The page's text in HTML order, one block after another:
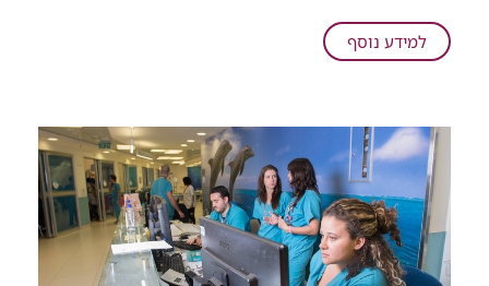
2016
ברמב"ם
למידע נוסףעל
יום
ברמב"ם